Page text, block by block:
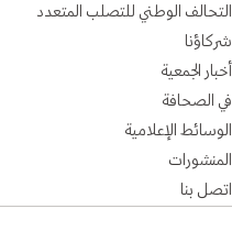
التحالف الوطني للتصلب المتعدد
شركاؤنا
أخبار الجمعية
في الصحافة
الوسائط الإعلامية
المنشورات
اتصل بنا